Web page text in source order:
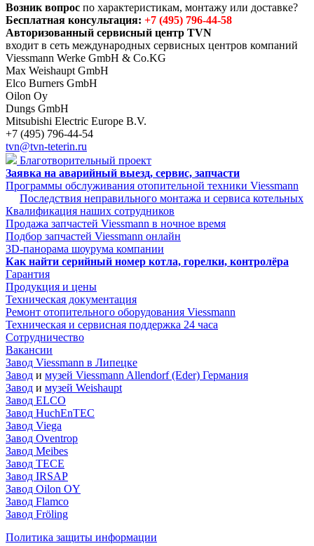
Возник вопрос по характеристикам, монтажу или доставке?
Бесплатная консультация: +7 (495) 796-44-58
Авторизованный сервисный центр TVN
входит в сеть международных сервисных центров компаний
Viessmann Werke GmbH & Co.KG
Max Weishaupt GmbH
Elco Burners GmbH
Oilon Oy
Dungs GmbH
Mitsubishi Electric Europe B.V.
+7 (495) 796-44-54
tvn@tvn-teterin.ru
Благотворительный проект
Заявка на аварийный выезд, сервис, запчасти
Программы обслуживания отопительной техники Viessmann
Последствия неправильного монтажа и сервиса котельных
Квалификация наших сотрудников
Продажа запчастей Viessmann в ночное время
Подбор запчастей Viessmann онлайн
3D-панорама шоурума компании
Как найти серийный номер котла, горелки, контролёра
Гарантия
Продукция и цены
Техническая документация
Ремонт отопительного оборудования Viessmann
Техническая и сервисная поддержка 24 часа
Сотрудничество
Вакансии
Завод Viessmann в Липецке
Завод и музей Viessmann Allendorf (Eder) Германия
Завод и музей Weishaupt
Завод ELCO
Завод HuchEnTEC
Завод Viega
Завод Oventrop
Завод Meibes
Завод TECE
Завод IRSAP
Завод Oilon OY
Завод Flamco
Завод Fröling
Политика защиты информации